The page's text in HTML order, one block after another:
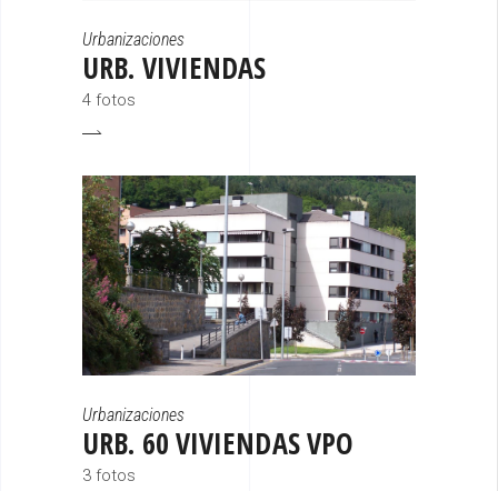
Urbanizaciones
URB. VIVIENDAS
4 fotos
Urbanizaciones
URB. 60 VIVIENDAS VPO
3 fotos